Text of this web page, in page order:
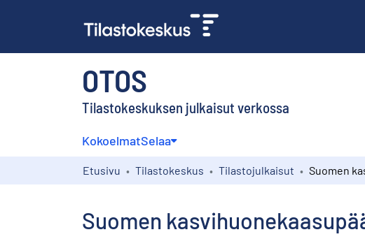
OTOS
Tilastokeskuksen julkaisut verkossa
KokoelmatSelaa
Etusivu Tilastokeskus Tilastojulkaisut
Suomen